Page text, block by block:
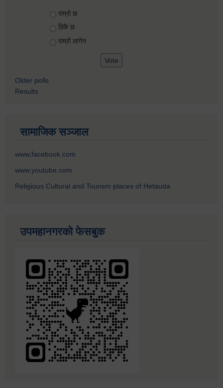
Choices
राम्रो छ
ठिकै छ
राम्रो लागेन
Older polls
Results
सामाजिक सञ्जाल
www.facebook.com
www.youtube.com
Religious Cultural and Tourism places of Hetauda
उपमहानगरको फेसबुक